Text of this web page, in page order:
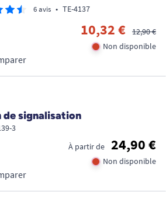
6 avis • TE-4137
10,32 €
12,90 €
Non disponible
de signalisation
3
À partir de
24,90 €
Non disponible